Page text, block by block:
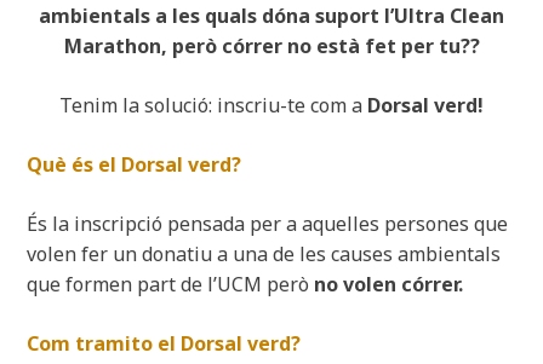
ambientals a les quals dóna suport l’Ultra Clean
Marathon, però córrer no està fet per tu??
Tenim la solució: inscriu-te com a Dorsal verd!
Què és el Dorsal verd?
És la inscripció pensada per a aquelles persones que
volen fer un donatiu a una de les causes ambientals
que formen part de l’UCM però no volen córrer.
Com tramito el Dorsal verd?